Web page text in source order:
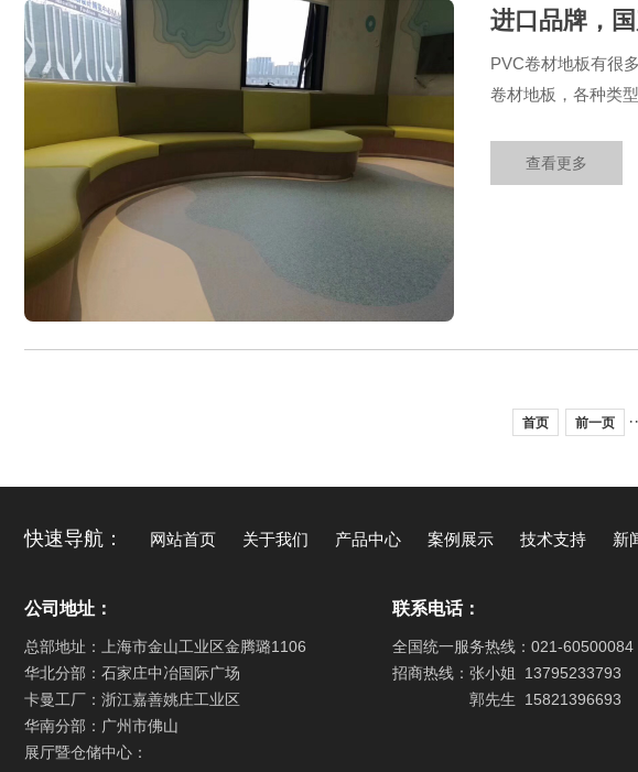
进口品牌，
PVC卷材地板有很
卷材地板，各种类
查看更多
首页 前一页
快速导航： 网站首页 关于我们 产品中心 案例展示 技术支持 新
公司地址：
总部地址：上海市金山工业区金腾璐1106
华北分部：石家庄中冶国际广场
卡曼工厂：浙江嘉善姚庄工业区
华南分部：广州市佛山
展厅暨仓储中心：
联系电话：
全国统一服务热线： 021-60500084
招商热线：张小姐 13795233793
郭先生 15821396693